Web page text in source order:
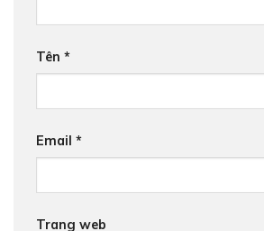
Tên *
Email *
Trang web